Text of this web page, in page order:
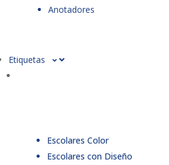
Anotadores
Etiquetas
Escolares Color
Escolares con Diseño